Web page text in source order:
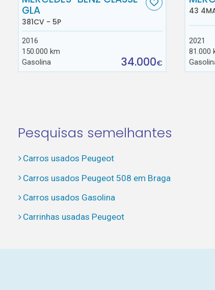
GLA
381CV - 5P
2016
150.000 km
Gasolina
34.000€
43
2021
81.000
Pesquisas semelhantes
Carros usados Peugeot
Carros usados Peugeot 508 em Braga
Carros usados Gasolina
Carrinhas usadas Peugeot